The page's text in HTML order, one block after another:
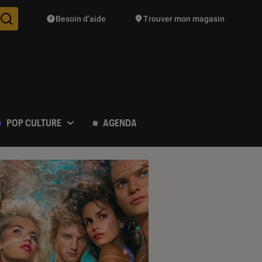
Des suggestions de produits vont vous être proposées
Besoin d’aide Trouver mon magasin
POP CULTURE AGENDA